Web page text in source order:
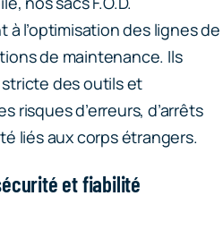
l’optimisation des lignes de
de maintenance. Ils
des outils et
risques d’erreurs, d’arrêts
liés aux corps étrangers.
et fiabilité